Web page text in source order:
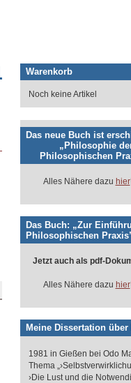
Warenkorb
Noch keine Artikel
Das neue Buch ist
„Philosophie
Philosophischen
Alles Nähere dazu hier
Das Buch: „Zur
Philosophischen
Jetzt auch als pdf-
Alles Nähere dazu hier
Meine Dissertation über
1981 in Gießen bei Odo
Thema
›Die Lust und die